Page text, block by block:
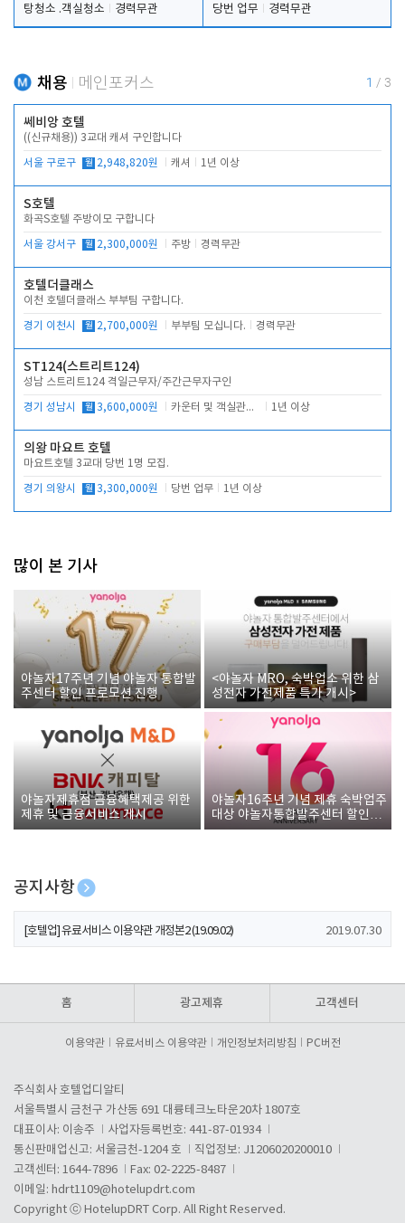
탕청소 .객실청소
경력무관
당번 업무
경력무관
채용 메인포커스 1 / 3
쎄비앙 호텔
((신규채용)) 3교대 캐셔 구인합니다
서울 구로구 월 2,948,820원 캐셔 1년 이상
S호텔
화곡S호텔 주방이모 구합니다
서울 강서구 월 2,300,000원 주방 경력무관
호텔더클래스
이천 호텔더클래스 부부팀 구합니다.
경기 이천시 월 2,700,000원 부부팀 모십니다. 경력무관
ST124(스트리트124)
성남 스트리트124 격일근무자/주간근무자구인
경기 성남시 월 3,600,000원 카운터 및 객실관리 전반 1년 이상
의왕 마요트 호텔
마요트호텔 3교대 당번 1명 모집.
경기 의왕시 월 3,300,000원 당번 업무 1년 이상
많이 본 기사
야놀자17주년 기념 야놀자 통합발
주센터 할인 프로모션 진행
<야놀자 MRO, 숙박업소 위한 삼
성전자 가전제품 특가 개시>
야놀자제휴점 금융혜택제공 위한
제휴 및 금융서비스 게시
야놀자16주년 기념 제휴 숙박업주
대상 야놀자통합발주센터 할인쿠
폰 증정
공지사항
[호텔업] 개인정보 처리방침 개정본1 (19.09.02)
[호텔업] 유료서비스 이용약관 개정본2 (19.09.02) 2019.07.30
홈 광고제휴 고객센터
이용약관 유료서비스 이용약관 개인정보처리방침 PC버전
주식회사 호텔업디알티
서울특별시 금천구 가산동 691 대륭테크노타운20차 1807호
대표이사: 이송주
사업자등록번호: 441-87-01934
통신판매업신고: 서울금천-1204 호
직업정보: J1206020200010
고객센터: 1644-7896
Fax: 02-2225-8487
이메일: hdrt1109@hotelupdrt.com
Copyright ⓒ HotelupDRT Corp. All Right Reserved.